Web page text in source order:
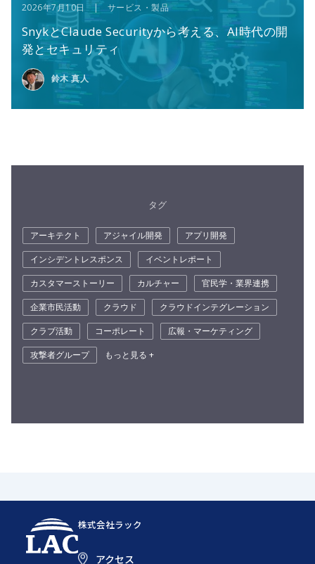
2026年7月10日 | サービス・製品
SnykとClaude Securityから考える、AI時代の開
発とセキュリティ
鈴木 真人
タグ
アーキテクト アジャイル開発
アプリ開発
インシデントレスポンス
イベントレポート
カスタマーストーリー
カルチャー
官民学・業界連携
企業市民活動
クラウド
クラウドインテグレーション
クラブ活動
コーポレート
広報・マーケティング
攻撃者グループ
もっと見る +
株式会社ラック
アクセス